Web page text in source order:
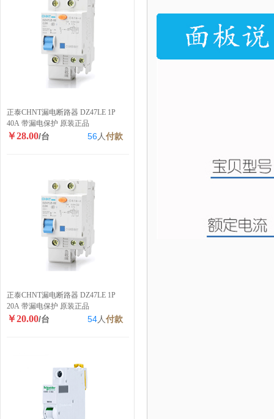
正泰CHNT漏电断路器 DZ47LE 1P
40A 带漏电保护 原装正品
￥28.00/台 56人付款
正泰CHNT漏电断路器 DZ47LE 1P
20A 带漏电保护 原装正品
￥20.00/台 54人付款